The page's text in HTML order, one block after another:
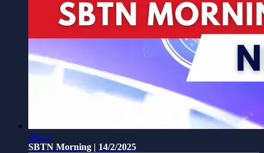
48:25
SBTN Morning | 14/2/2025